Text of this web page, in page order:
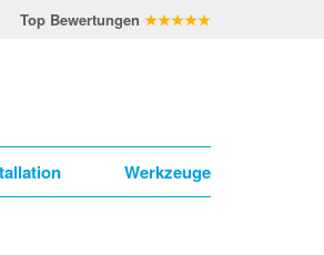
Top Bewertungen ★★★★★
Werkzeuge